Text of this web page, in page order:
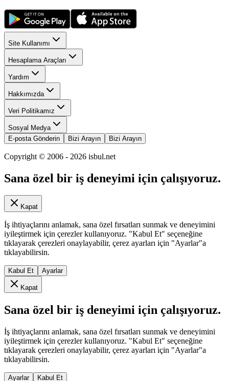
Site Kullanımı
Hesaplama Araçları
Yardım
Hakkımızda
Veri Politikamız
Sosyal Medya
E-posta Gönderin
Bizi Arayın Bizi Arayın
Copyright © 2006 - 2026 isbul.net
Sana özel bir iş deneyimi için çalışıyoruz.
Kapat
İş ihtiyaçlarını anlamak, sana özel fırsatları sunmak ve deneyimini
iyileştirmek için çerezler kullanıyoruz. "Kabul Et" seçeneğine
tıklayarak çerezleri onaylayabilir, çerez ayarları için "Ayarlar"a
tıklayabilirsin.
Kabul Et Ayarlar
Kapat
Sana özel bir iş deneyimi için çalışıyoruz.
İş ihtiyaçlarını anlamak, sana özel fırsatları sunmak ve deneyimini
iyileştirmek için çerezler kullanıyoruz. "Kabul Et" seçeneğine
tıklayarak çerezleri onaylayabilir, çerez ayarları için "Ayarlar"a
tıklayabilirsin.
Ayarlar Kabul Et